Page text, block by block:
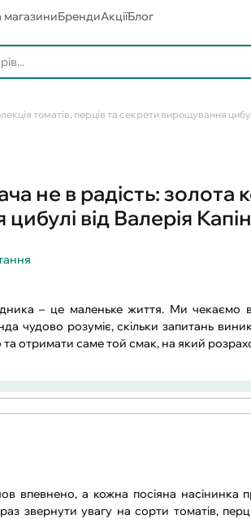
магазиниБрендиАкціїБлог
томатів, перців та секрети вирощування
не в радість: золота
від Валерія
– це маленьке життя. Ми чекаємо
чудово розуміє, скільки запитань
та отримати саме той смак, на який
а кожна посіяна насінинка
звернути увагу на сорти томатів,